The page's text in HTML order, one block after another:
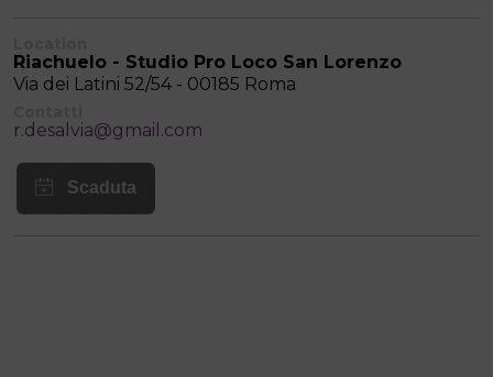
Riachuelo - Studio Pro Loco San Lorenzo
Via dei Latini 52/54 - 00185 Roma
r.desalvia@gmail.com